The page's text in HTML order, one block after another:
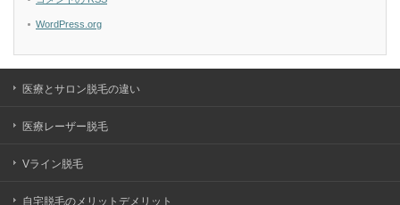
WordPress.org
医療とサロン脱毛の違い
医療レーザー脱毛
Vライン脱毛
自宅脱毛のメリットデメリット